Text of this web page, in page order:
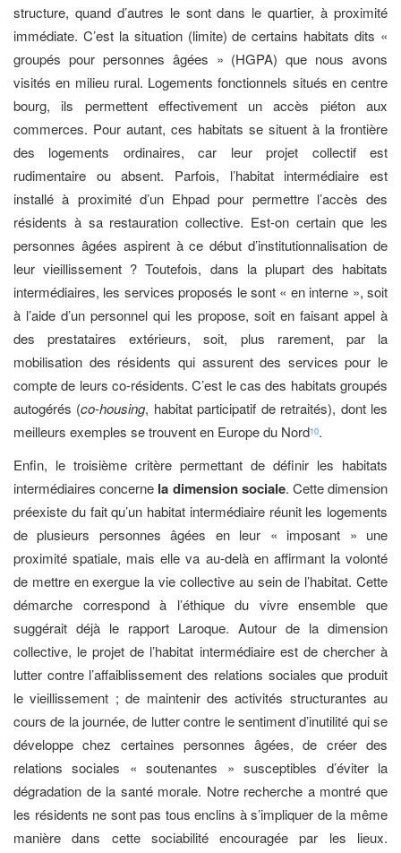
structure, quand d’autres le sont dans le quartier, à proximité
immédiate. C’est la situation (limite) de certains habitats dits «
groupés pour personnes âgées » (HGPA) que nous avons
visités en milieu rural. Logements fonctionnels situés en centre
bourg, ils permettent effectivement un accès piéton aux
commerces. Pour autant, ces habitats se situent à la frontière
des logements ordinaires, car leur projet collectif est
rudimentaire ou absent. Parfois, l’habitat intermédiaire est
installé à proximité d’un Ehpad pour permettre l’accès des
résidents à sa restauration collective. Est-on certain que les
personnes âgées aspirent à ce début d’institutionnalisation de
leur vieillissement ? Toutefois, dans la plupart des habitats
intermédiaires, les services proposés le sont « en interne », soit
à l’aide d’un personnel qui les propose, soit en faisant appel à
des prestataires extérieurs, soit, plus rarement, par la
mobilisation des résidents qui assurent des services pour le
compte de leurs co-résidents. C’est le cas des habitats groupés
autogérés (co-housing, habitat participatif de retraités), dont les
meilleurs exemples se trouvent en Europe du Nord10.
Enfin, le troisième critère permettant de définir les habitats
intermédiaires concerne la dimension sociale. Cette dimension
préexiste du fait qu’un habitat intermédiaire réunit les logements
de plusieurs personnes âgées en leur « imposant » une
proximité spatiale, mais elle va au-delà en affirmant la volonté
de mettre en exergue la vie collective au sein de l’habitat. Cette
démarche correspond à l’éthique du vivre ensemble que
suggérait déjà le rapport Laroque. Autour de la dimension
collective, le projet de l’habitat intermédiaire est de chercher à
lutter contre l’affaiblissement des relations sociales que produit
le vieillissement ; de maintenir des activités structurantes au
cours de la journée, de lutter contre le sentiment d’inutilité qui se
développe chez certaines personnes âgées, de créer des
relations sociales « soutenantes » susceptibles d’éviter la
dégradation de la santé morale. Notre recherche a montré que
les résidents ne sont pas tous enclins à s’impliquer de la même
manière dans cette sociabilité encouragée par les lieux.